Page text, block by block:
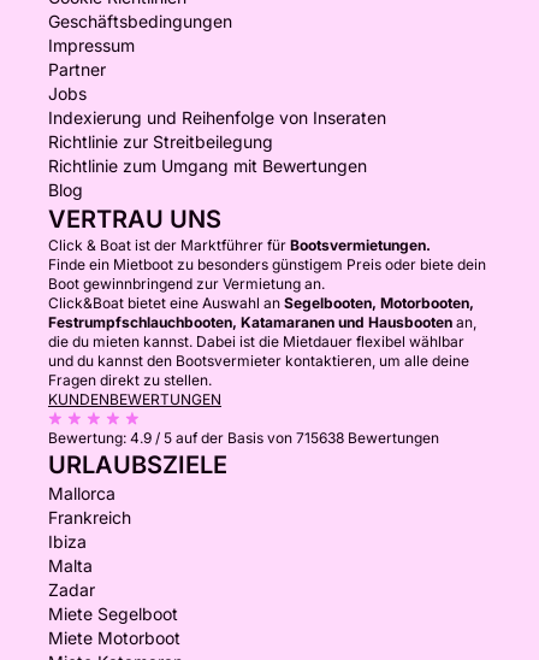
Geschäftsbedingungen
Impressum
Partner
Jobs
Indexierung und Reihenfolge von Inseraten
Richtlinie zur Streitbeilegung
Richtlinie zum Umgang mit Bewertungen
Blog
VERTRAU UNS
Click & Boat ist der Marktführer für Bootsvermietungen.
Finde ein Mietboot zu besonders günstigem Preis oder biete dein
Boot gewinnbringend zur Vermietung an.
Click&Boat bietet eine Auswahl an Segelbooten, Motorbooten,
Festrumpfschlauchbooten, Katamaranen und Hausbooten an,
die du mieten kannst. Dabei ist die Mietdauer flexibel wählbar
und du kannst den Bootsvermieter kontaktieren, um alle deine
Fragen direkt zu stellen.
KUNDENBEWERTUNGEN
Bewertung: 4.9 / 5 auf der Basis von 715638 Bewertungen
URLAUBSZIELE
Mallorca
Frankreich
Ibiza
Malta
Zadar
Miete Segelboot
Miete Motorboot